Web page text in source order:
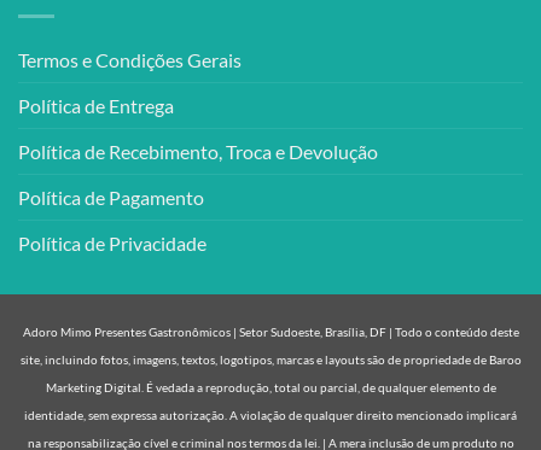
Termos e Condições Gerais
Política de Entrega
Política de Recebimento, Troca e Devolução
Política de Pagamento
Política de Privacidade
Adoro Mimo Presentes Gastronômicos | Setor Sudoeste, Brasília, DF | Todo o conteúdo deste
site, incluindo fotos, imagens, textos, logotipos, marcas e layouts são de propriedade de Baroo
Marketing Digital. É vedada a reprodução, total ou parcial, de qualquer elemento de
identidade, sem expressa autorização. A violação de qualquer direito mencionado implicará
na responsabilização cível e criminal nos termos da lei. | A mera inclusão de um produto no